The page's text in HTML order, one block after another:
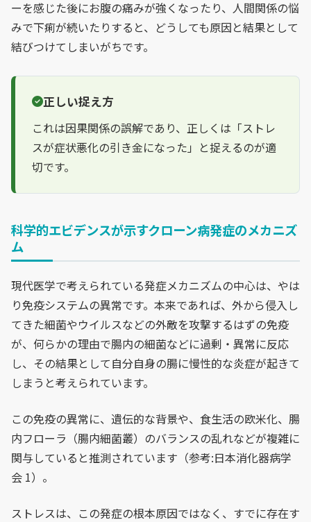
ーを感じた後にお腹の痛みが強くなったり、人間関係の悩
みで下痢が続いたりすると、どうしても原因と結果として
結びつけてしまいがちです。
正しい捉え方
これは因果関係の誤解であり、正しくは「ストレ
スが症状悪化の引き金になった」と捉えるのが適
切です。
科学的エビデンスが示すクローン病発症のメカニズ
ム
現代医学で考えられている発症メカニズムの中心は、やは
り免疫システムの異常です。本来であれば、外から侵入し
てきた細菌やウイルスなどの外敵を攻撃するはずの免疫
が、何らかの理由で腸内の細菌などに過剰・異常に反応
し、その結果として自分自身の腸に慢性的な炎症が起きて
しまうと考えられています。
この免疫の異常に、遺伝的な背景や、食生活の欧米化、腸
内フローラ（腸内細菌叢）のバランスの乱れなどが複雑に
関与していると推測されています（参考:日本消化器病学
会 1）。
ストレスは、この発症の根本原因ではなく、すでに存在す